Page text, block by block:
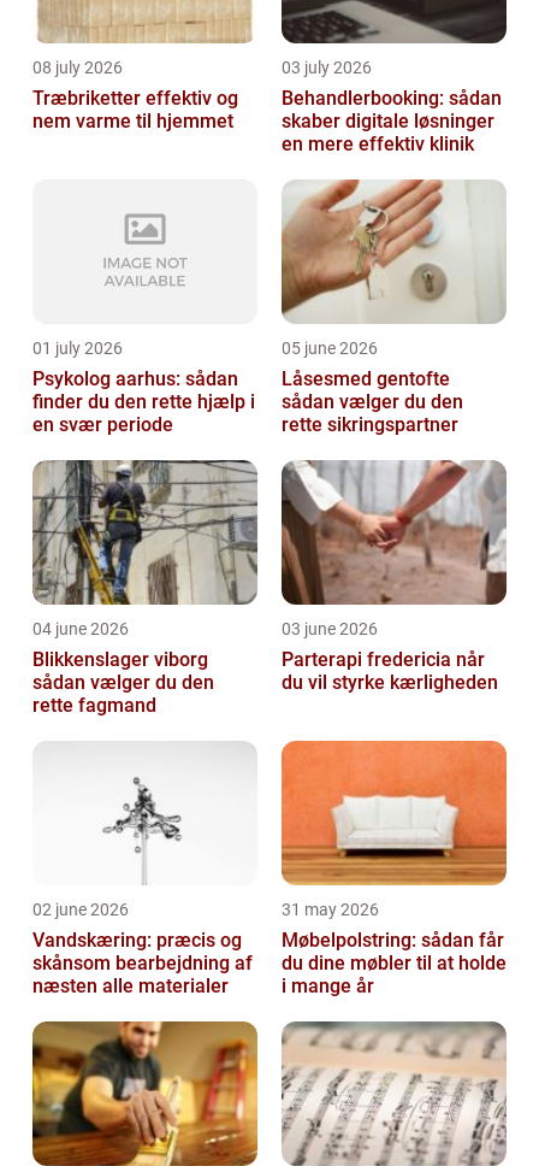
08 july 2026
Træbriketter effektiv og
nem varme til hjemmet
03 july 2026
Behandlerbooking: sådan
skaber digitale løsninger
en mere effektiv klinik
01 july 2026
Psykolog aarhus: sådan
finder du den rette hjælp i
en svær periode
05 june 2026
Låsesmed gentofte
sådan vælger du den
rette sikringspartner
04 june 2026
Blikkenslager viborg
sådan vælger du den
rette fagmand
03 june 2026
Parterapi fredericia når
du vil styrke kærligheden
02 june 2026
Vandskæring: præcis og
skånsom bearbejdning af
næsten alle materialer
31 may 2026
Møbelpolstring: sådan får
du dine møbler til at holde
i mange år